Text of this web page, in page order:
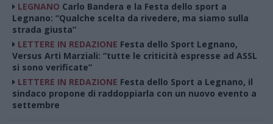
LEGNANO Carlo Bandera e la Festa dello sport a
Legnano: “Qualche scelta da rivedere, ma siamo sulla
strada giusta”
LETTERE IN REDAZIONE Festa dello Sport Legnano,
Versus Arti Marziali: “tutte le criticità espresse ad ASSL
si sono verificate”
LETTERE IN REDAZIONE Festa dello Sport a Legnano, il
sindaco propone di raddoppiarla con un nuovo evento a
settembre